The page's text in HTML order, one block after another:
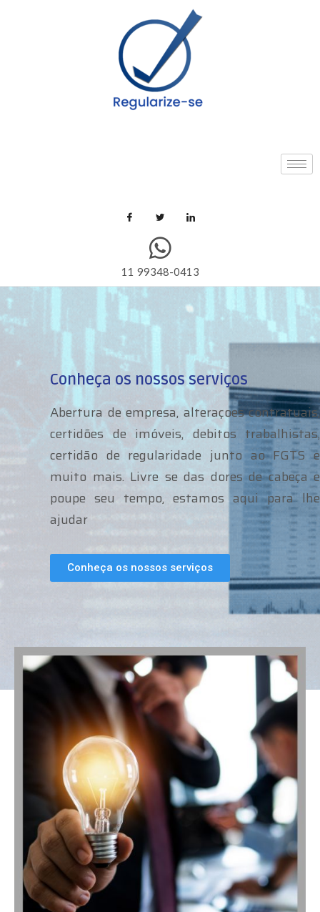
11 99348-0413
Conheça os nossos serviços
Abertura de empresa, alteraçoes contratuais,
certidões de imóveis, debitos trabalhistas,
certidão de regularidade junto ao FGTS e
muito mais. Livre se das dores de cabeça e
poupe seu tempo, estamos aqui para lhe
ajudar
Conheça os nossos serviços